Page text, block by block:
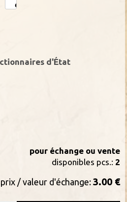
d'État
pour échange ou vente
disponibles pcs.: 2
prix / valeur d'échange: 3.00 €